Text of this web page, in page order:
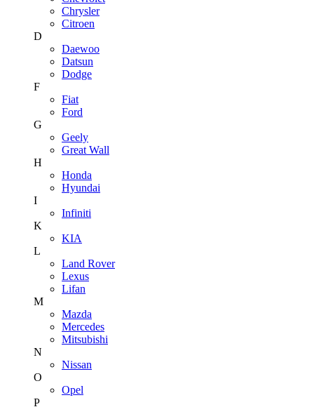
Chrysler
Citroen
D
Daewoo
Datsun
Dodge
F
Fiat
Ford
G
Geely
Great Wall
H
Honda
Hyundai
I
Infiniti
K
KIA
L
Land Rover
Lexus
Lifan
M
Mazda
Mercedes
Mitsubishi
N
Nissan
O
Opel
P